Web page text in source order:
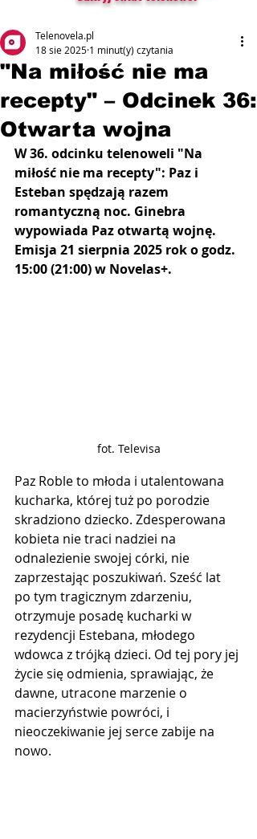
"Na miłość nie ma
recepty" – Odcinek 36:
Otwarta wojna
Telenovela.pl
18 sie 2025 1 minut(y) czytania
W 36. odcinku telenoweli "Na
miłość nie ma recepty": Paz i
Esteban spędzają razem
romantyczną noc. Ginebra
wypowiada Paz otwartą wojnę.
Emisja 21 sierpnia 2025 rok o godz.
15:00 (21:00) w Novelas+.
fot. Televisa
Paz Roble to młoda i utalentowana
kucharka, której tuż po porodzie
skradziono dziecko. Zdesperowana
kobieta nie traci nadziei na
odnalezienie swojej córki, nie
zaprzestając poszukiwań. Sześć lat
po tym tragicznym zdarzeniu,
otrzymuje posadę kucharki w
rezydencji Estebana, młodego
wdowca z trójką dzieci. Od tej pory jej
życie się odmienia, sprawiając, że
dawne, utracone marzenie o
macierzyństwie powróci, i
nieoczekiwanie jej serce zabije na
nowo.